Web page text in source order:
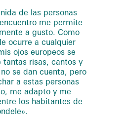
de las personas
me permite
a gusto. Como
ocurre a cualquier
ojos europeos se
tantas risas, cantos y
se dan cuenta, pero
a estas personas
me adapto y me
los habitantes de